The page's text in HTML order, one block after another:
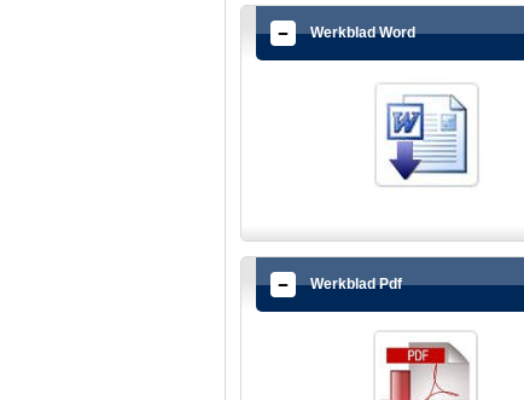
Werkblad Word
Werkblad Pdf